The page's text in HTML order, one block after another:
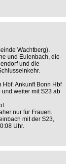
Wachtberg).
und Eulenbach, die
und die
Hbf. Ankunft Bonn Hbf
weiter mit S23 ab
nur für Frauen.
mit der S23,
Uhr.